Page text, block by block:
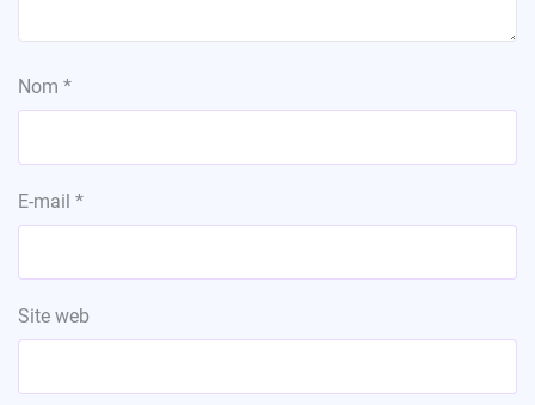
Nom *
E-mail *
Site web